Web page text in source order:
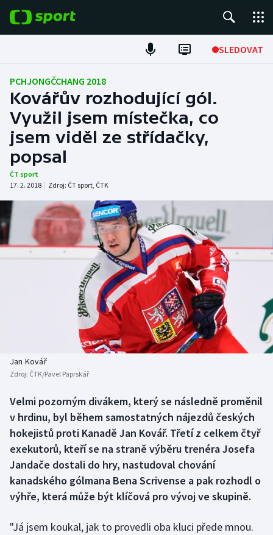
SLEDOVAT
Fotbal
Hokej
Tenis
Atletika
DALŠÍ SPORTY
Americký fotbal
Baseball a softbal
Boby a skeleton
Box
Curling
Dostihy
Florbal
NEPŘEHLÉDNĚTE
Historické návraty
Aplikace ČT sport
AZ kvíz
PCHJONGČCHANG 2018
Kovářův rozhodující gól.
Využil jsem místečka, co
jsem viděl ze střídačky,
popsal
ČT sport
17. 2. 2018 | Zdroj: ČT sport, ČTK
Jan Kovář
Zdroj: ČTK/Pavel Paprskář
Velmi pozorným divákem, který se následně proměnil
v hrdinu, byl během samostatných nájezdů českých
hokejistů proti Kanadě Jan Kovář. Třetí z celkem čtyř
exekutorů, kteří se na straně výběru trenéra Josefa
Jandače dostali do hry, nastudoval chování
kanadského gólmana Bena Scrivense a pak rozhodl o
výhře, která může být klíčová pro vývoj ve skupině.
"Já jsem koukal, jak to provedli oba kluci přede mnou.